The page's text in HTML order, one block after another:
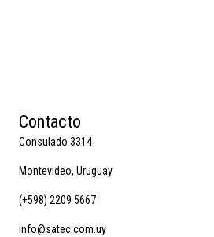
Contacto
Consulado 3314
Montevideo, Uruguay
(+598) 2209 5667
info@satec.com.uy